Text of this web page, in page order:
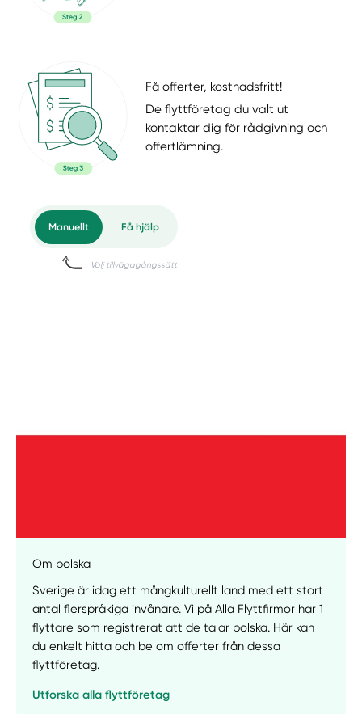
Få offerter, kostnadsfritt!
De flyttföretag du valt ut
kontaktar dig för rådgivning och
offertlämning.
Manuellt Få hjälp
Välj tillvägagångssätt
Om polska
Sverige är idag ett mångkulturellt land med ett stort
antal flerspråkiga invånare. Vi på Alla Flyttfirmor har 1
flyttare som registrerat att de talar polska. Här kan
du enkelt hitta och be om offerter från dessa
flyttföretag.
Utforska alla flyttföretag